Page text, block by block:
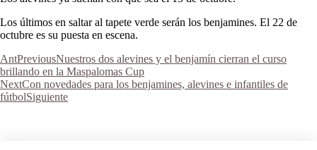
Los últimos en saltar al tapete verde serán los benjamines. El 22 de
octubre es su puesta en escena.
AntPreviousNuestros dos alevines y el benjamín cierran el curso
brillando en la Maspalomas Cup
NextCon novedades para los benjamines, alevines e infantiles de
fútbolSiguiente